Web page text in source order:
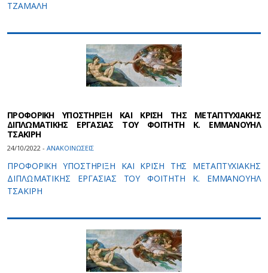
ΤΖΑΜΑΛΗ
ΠΡΟΦΟΡΙΚΗ ΥΠΟΣΤΗΡΙΞΗ ΚΑΙ ΚΡΙΣΗ ΤΗΣ ΜΕΤΑΠΤΥΧΙΑΚΗΣ
ΔΙΠΛΩΜΑΤΙΚΗΣ ΕΡΓΑΣΙΑΣ ΤΟΥ ΦΟΙΤΗΤΗ Κ. ΕΜΜΑΝΟΥΗΛ
ΤΣΑΚΙΡΗ
24/10/2022 - ΑΝΑΚΟΙΝΩΣΕΙΣ
ΠΡΟΦΟΡΙΚΗ ΥΠΟΣΤΗΡΙΞΗ ΚΑΙ ΚΡΙΣΗ ΤΗΣ ΜΕΤΑΠΤΥΧΙΑΚΗΣ
ΔΙΠΛΩΜΑΤΙΚΗΣ ΕΡΓΑΣΙΑΣ ΤΟΥ ΦΟΙΤΗΤΗ Κ. ΕΜΜΑΝΟΥΗΛ
ΤΣΑΚΙΡΗ